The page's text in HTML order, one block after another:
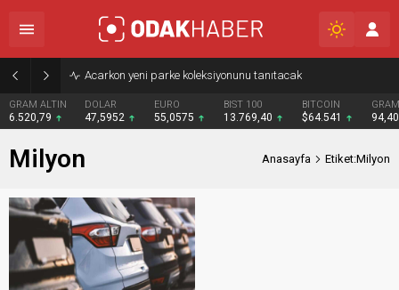
Acarkon yeni parke koleksiyonunu tanıtacak
GRAM ALTIN
6.520,79
DOLAR
47,5952
EURO
55,0575
BIST 100
13.769,40
BITCOIN
$64.541
Milyon Anasayfa Etiket:Milyon